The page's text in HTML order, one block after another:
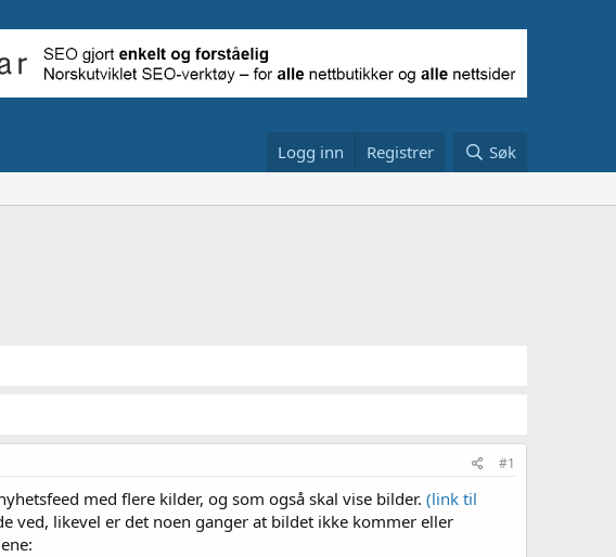
Logg inn Registrer Søk
#1
med flere kilder, og som også skal vise bilder. (link til
ved, likevel er det noen ganger at bildet ikke kommer eller